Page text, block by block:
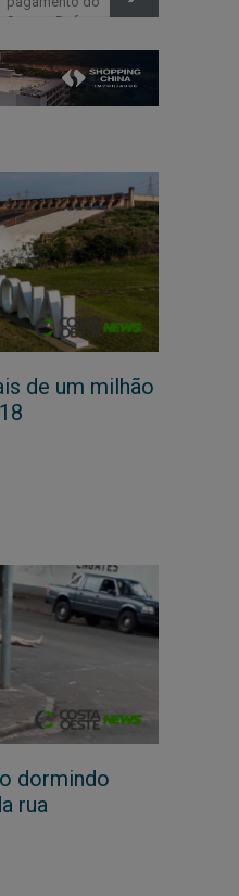
Seguro Defeso
de um milhão
dormindo
rua